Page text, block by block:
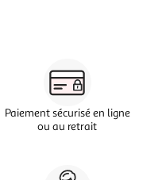
Paiement sécurisé en ligne
ou au retrait